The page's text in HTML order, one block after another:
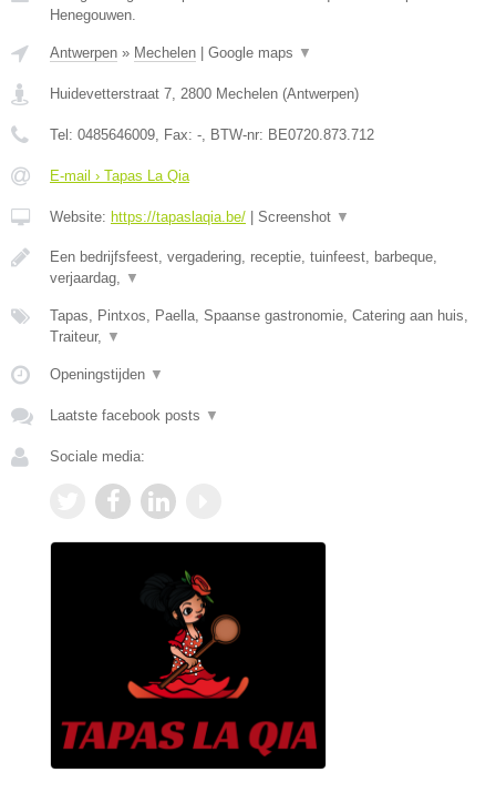
Henegouwen.
Antwerpen » Mechelen | Google maps ▼
Huidevetterstraat 7 2800 Mechelen (Antwerpen)
Tel: 0485646009 , Fax: - , BTW-nr: BE0720.873.712
E-mail › Tapas La Qia
Website: https://tapaslaqia.be/ | Screenshot ▼
Een bedrijfsfeest, vergadering, receptie, tuinfeest, barbeque,
verjaardag,
▼
Tapas, Pintxos, Paella, Spaanse gastronomie, Catering aan huis,
Traiteur,
▼
Openingstijden ▼
Laatste facebook posts ▼
Sociale media: